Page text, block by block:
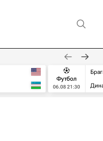
Футбол
06.08 21:30